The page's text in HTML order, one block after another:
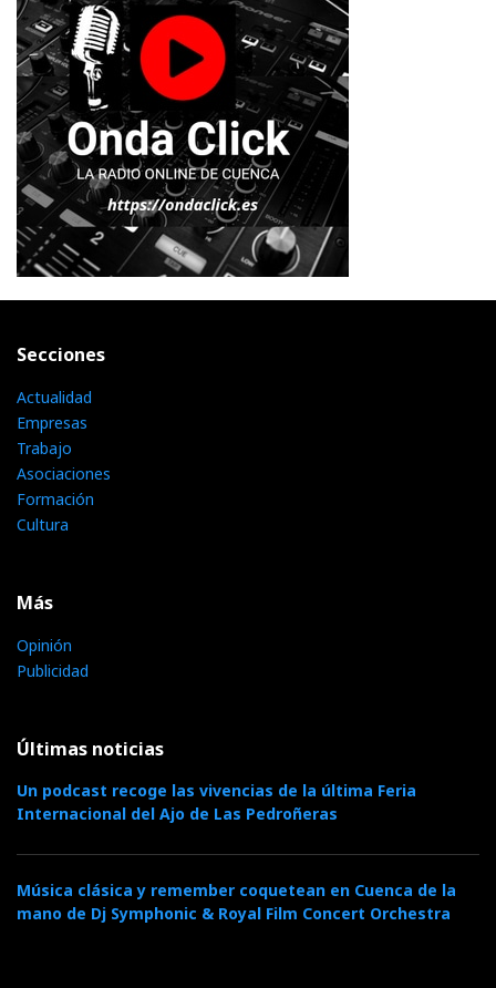
Secciones
Actualidad
Empresas
Trabajo
Asociaciones
Formación
Cultura
Más
Opinión
Publicidad
Últimas noticias
Un podcast recoge las vivencias de la última Feria
Internacional del Ajo de Las Pedroñeras
Música clásica y remember coquetean en Cuenca de la
mano de Dj Symphonic & Royal Film Concert Orchestra